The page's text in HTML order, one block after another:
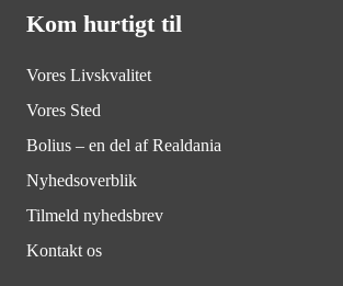
Kom hurtigt til
Vores Livskvalitet
Vores Sted
Bolius – en del af Realdania
Nyhedsoverblik
Tilmeld nyhedsbrev
Kontakt os